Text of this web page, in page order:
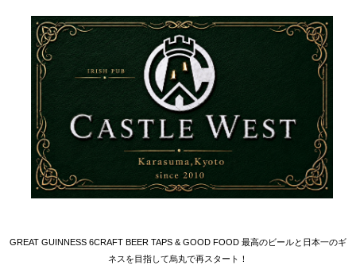
GREAT GUINNESS 6CRAFT BEER TAPS & GOOD FOOD 最高のビールと日本一のギ
ネスを目指して烏丸で再スタート！